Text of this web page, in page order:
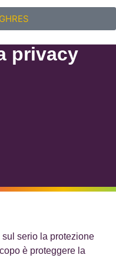
privacy
serio la protezione
è proteggere la